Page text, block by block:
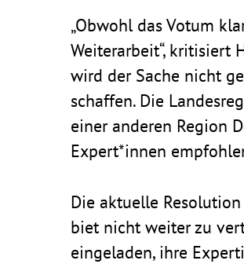
„Obwohl das Votum
Weiter­ar­beit“, kriti­siert
wird der Sache nicht
schaffen. Die
einer anderen Region
Expert*innen
Die aktu­elle
biet nicht weiter zu
einge­laden, ihre